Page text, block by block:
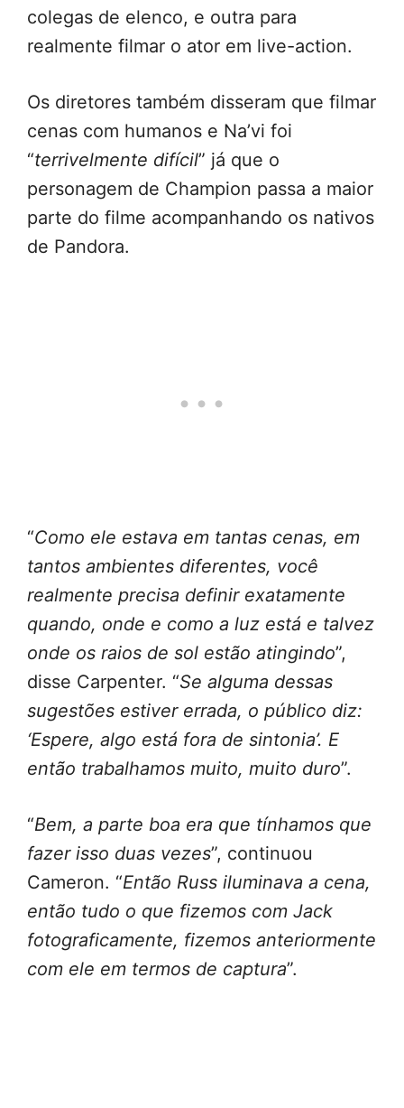
colegas de elenco, e outra para
realmente filmar o ator em live-action.
Os diretores também disseram que filmar
cenas com humanos e Na’vi foi
“terrivelmente difícil” já que o
personagem de Champion passa a maior
parte do filme acompanhando os nativos
de Pandora.
“Como ele estava em tantas cenas, em
tantos ambientes diferentes, você
realmente precisa definir exatamente
quando, onde e como a luz está e talvez
onde os raios de sol estão atingindo”,
disse Carpenter. “Se alguma dessas
sugestões estiver errada, o público diz:
‘Espere, algo está fora de sintonia’. E
então trabalhamos muito, muito duro”.
“Bem, a parte boa era que tínhamos que
fazer isso duas vezes”, continuou
Cameron. “Então Russ iluminava a cena,
então tudo o que fizemos com Jack
fotograficamente, fizemos anteriormente
com ele em termos de captura”.